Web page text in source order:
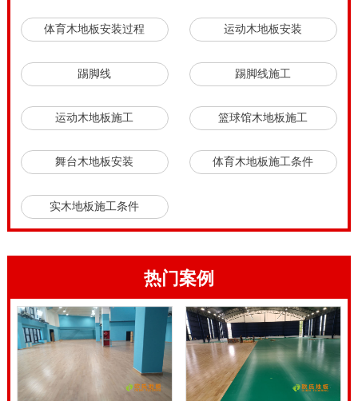
的耐磨性能，使体育木地板具备一定的保障作用，还能
够防止选手在运作全过程中负伤。篮球场地木地板是怎
样刷油漆呢？健身运动木地板技术工程师强调，要严苛
馆专用木地板安装方法。
大家科普怎么来选择可信的运动木地板厂家？因为现在
我们都知道体育馆运动木地板的竞争非常的激烈。所以
如果我们大家想要找到一个非常值得信任的体育运动木
品牌在社会上拥有非常好的口碑。
体育木地板安装过程 运动木地板安装
踢脚线 踢脚线施工
运动木地板施工 篮球馆木地板施工
舞台木地板安装 体育木地板施工条件
实木地板施工条件
热门案例